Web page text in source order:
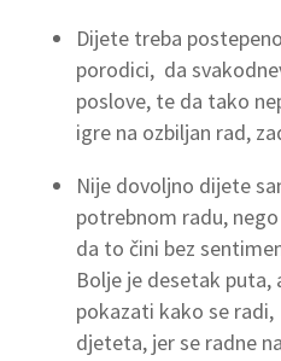
Dijete treba
porodici, da
poslove, te da tako
igre na ozbiljan rad,
Nije dovoljno dijete
potrebnom radu,
da to čini bez
Bolje je desetak
pokazati kako se
djeteta, jer se radne